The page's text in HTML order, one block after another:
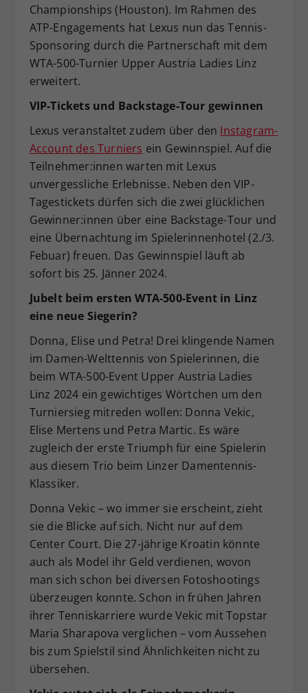
Championships (Houston). Im Rahmen des
ATP-Engagements hat Lexus nun das Tennis-
Sponsoring durch die Partnerschaft mit dem
WTA-500-Turnier Upper Austria Ladies Linz
erweitert.
VIP-Tickets und Backstage-Tour gewinnen
Lexus veranstaltet zudem über den Instagram-
Account des Turniers ein Gewinnspiel. Auf die
Teilnehmer:innen warten mit Lexus
unvergessliche Erlebnisse. Neben den VIP-
Tagestickets dürfen sich die zwei glücklichen
Gewinner:innen über eine Backstage-Tour und
eine Übernachtung im Spielerinnenhotel (2./3.
Febuar) freuen. Das Gewinnspiel läuft ab
sofort bis 25. Jänner 2024.
Jubelt beim ersten WTA-500-Event in Linz
eine neue Siegerin?
Donna, Elise und Petra! Drei klingende Namen
im Damen-Welttennis von Spielerinnen, die
beim WTA-500-Event Upper Austria Ladies
Linz 2024 ein gewichtiges Wörtchen um den
Turniersieg mitreden wollen: Donna Vekic,
Elise Mertens und Petra Martic. Es wäre
zugleich der erste Triumph für eine Spielerin
aus diesem Trio beim Linzer Damentennis-
Klassiker.
Donna Vekic – wo immer sie erscheint, zieht
sie die Blicke auf sich. Nicht nur auf dem
Center Court. Die 27-jährige Kroatin könnte
auch als Model ihr Geld verdienen, wovon
man sich schon bei diversen Fotoshootings
überzeugen konnte. Schon in frühen Jahren
ihrer Tenniskarriere wurde Vekic mit Topstar
Maria Sharapova verglichen – vom Aussehen
bis zum Spielstil sind Ähnlichkeiten nicht zu
übersehen.